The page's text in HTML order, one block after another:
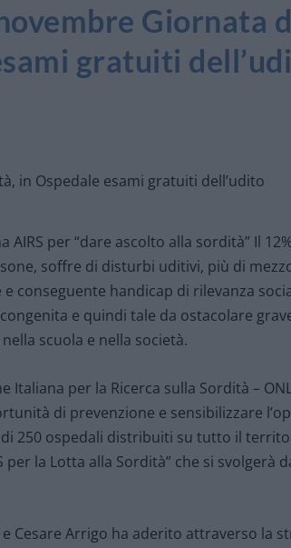
Giornata
gratuiti
AIRS per “dare ascolto alla sordità” Il
soffre di disturbi uditivi, più di
conseguente handicap di rilevanza
e quindi tale da ostacolare
scuola e nella società.
Italiana per la Ricerca sulla Sordità –
di prevenzione e sensibilizzare
250 ospedali distribuiti su tutto il
la Lotta alla Sordità” che si svolgerà
e Cesare Arrigo ha aderito attraverso la